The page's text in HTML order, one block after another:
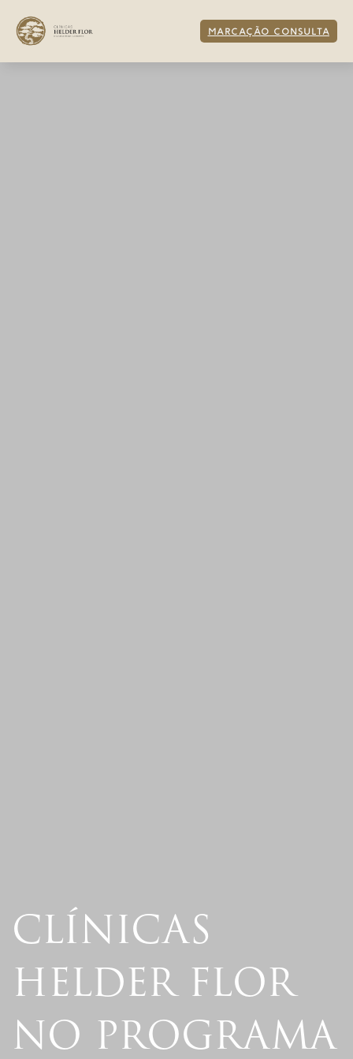
MARCAÇÃO CONSULTA
CLÍNICAS
HELDER FLOR
NO PROGRAMA